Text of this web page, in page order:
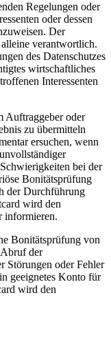
Regelungen oder
oder dessen
Der
verantwortlich.
des Datenschutzes
wirtschaftliches
Interessenten
Auftraggeber oder
zu übermitteln
ersuchen, wenn
bei der
Bonitätsprüfung
der Durchführung
wird den
informieren.
Bonitätsprüfung von
der
Störungen oder Fehler
geeignetes Konto für
wird den